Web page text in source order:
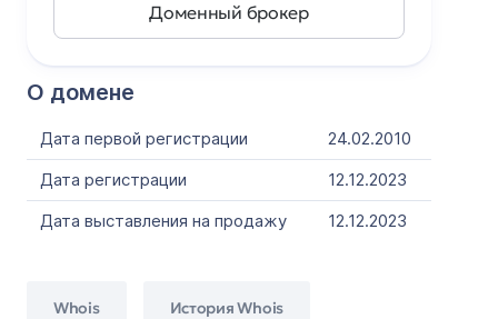
О домене
Дата первой регистрации
24.02.2010
Дата регистрации
12.12.2023
Дата выставления на продажу
12.12.2023
Whois История Whois
Доменный брокер